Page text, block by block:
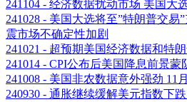
241104 - 经济数据扰动市场 美国大
241028 - 美国大选将至”特朗普交易
震市场不确定性加剧
241021 - 超预期美国经济数据和特
241014 - CPI公布后美国降息前景蒙
241008 - 美国非农数据意外强劲 11
240930 - 通胀继续缓解美元指数下